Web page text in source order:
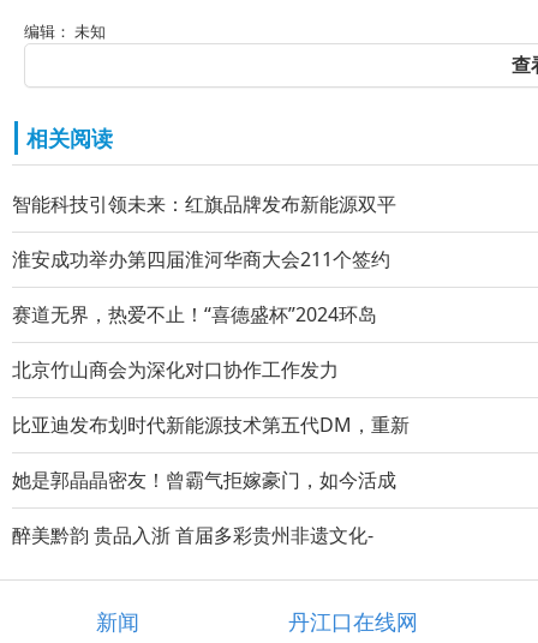
编辑： 未知
查
相关阅读
智能科技引领未来：红旗品牌发布新能源双平
淮安成功举办第四届淮河华商大会211个签约
赛道无界，热爱不止！“喜德盛杯”2024环岛
北京竹山商会为深化对口协作工作发力
比亚迪发布划时代新能源技术第五代DM，重新
她是郭晶晶密友！曾霸气拒嫁豪门，如今活成
醉美黔韵 贵品入浙 首届多彩贵州非遗文化-
新闻 丹江口在线网